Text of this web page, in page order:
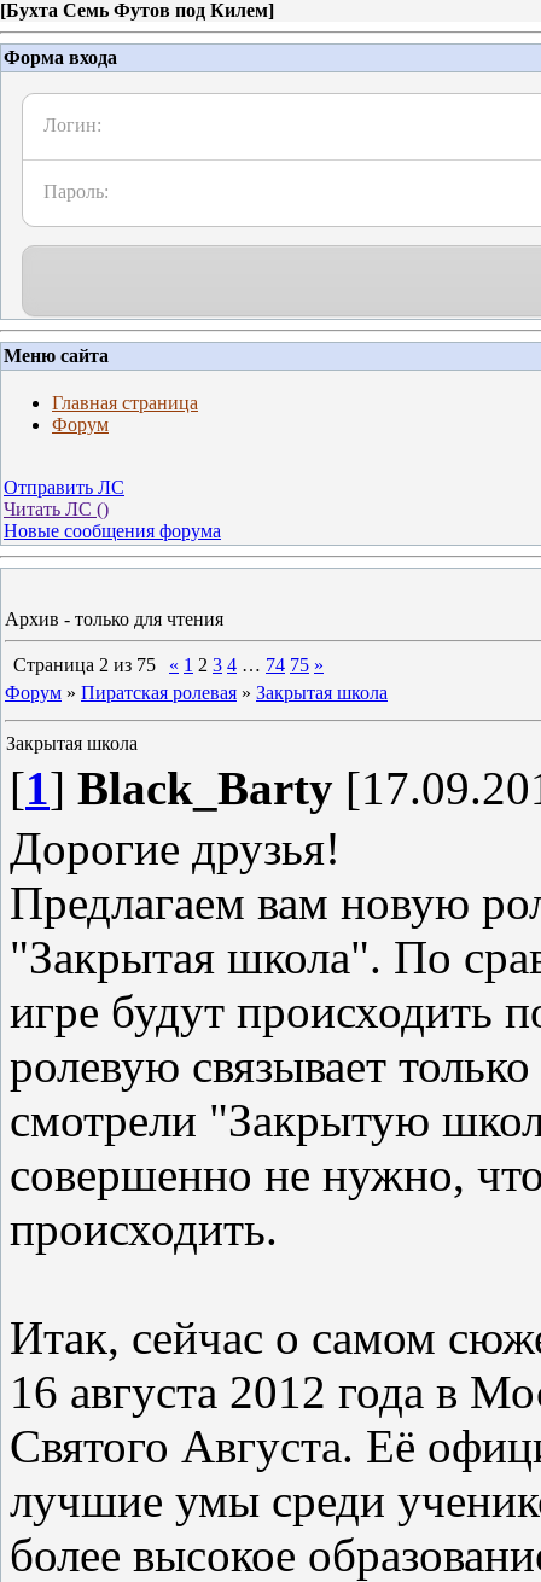
[Бухта Семь Футов под Килем]
Форма входа
Логин:
Пароль:
Меню сайта
Главная страница
Форум
Отправить ЛС
Читать ЛС ()
Новые сообщения форума
Архив - только для чтения
Страница 2 из 75 « 1 2 3 4 … 74 75 »
Форум » Пиратская ролевая » Закрытая школа
Закрытая школа
[1] Black_Barty
Дорогие друзья!
Предлагаем вам новую
"Закрытая школа". По
игре будут происходить
ролевую связывает
смотрели "Закрытую
совершенно не нужно,
происходить.
Итак, сейчас о самом
16 августа 2012 года в
Святого Августа. Её
лучшие умы среди
более высокое